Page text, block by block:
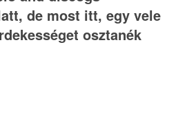
de most itt, egy vele
osztanék